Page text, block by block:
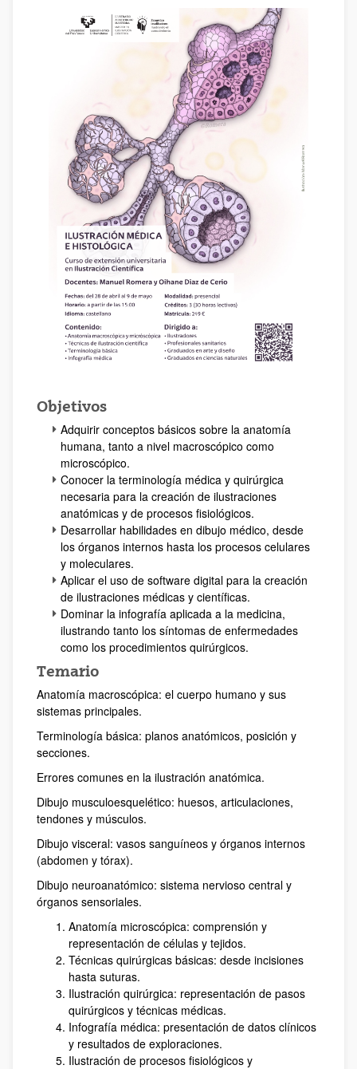
Objetivos
Adquirir conceptos básicos sobre la anatomía
humana, tanto a nivel macroscópico como
microscópico.
Conocer la terminología médica y quirúrgica
necesaria para la creación de ilustraciones
anatómicas y de procesos fisiológicos.
Desarrollar habilidades en dibujo médico, desde
los órganos internos hasta los procesos celulares
y moleculares.
Aplicar el uso de software digital para la creación
de ilustraciones médicas y científicas.
Dominar la infografía aplicada a la medicina,
ilustrando tanto los síntomas de enfermedades
como los procedimientos quirúrgicos.
Temario
Anatomía macroscópica: el cuerpo humano y sus
sistemas principales.
Terminología básica: planos anatómicos, posición y
secciones.
Errores comunes en la ilustración anatómica.
Dibujo musculoesquelético: huesos, articulaciones,
tendones y músculos.
Dibujo visceral: vasos sanguíneos y órganos internos
(abdomen y tórax).
Dibujo neuroanatómico: sistema nervioso central y
órganos sensoriales.
Anatomía microscópica: comprensión y
representación de células y tejidos.
Técnicas quirúrgicas básicas: desde incisiones
hasta suturas.
Ilustración quirúrgica: representación de pasos
quirúrgicos y técnicas médicas.
Infografía médica: presentación de datos clínicos
y resultados de exploraciones.
Ilustración de procesos fisiológicos y